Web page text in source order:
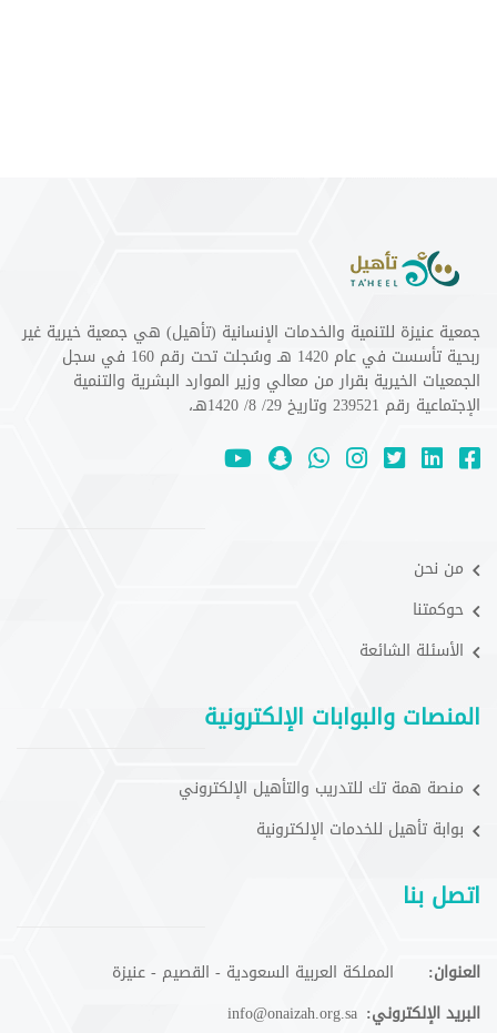
جمعية عنيزة للتنمية والخدمات الإنسانية (تأهيل) هي جمعية خيرية غير
ربحية تأسست في عام 1420 هـ وسُجلت تحت رقم 160 في سجل
الجمعيات الخيرية بقرار من معالي وزير الموارد البشرية والتنمية
الإجتماعية رقم 239521 وتاريخ 29/ 8/ 1420هـ،
من نحن
حوكمتنا
الأسئلة الشائعة
المنصات والبوابات الإلكترونية
منصة همة تك للتدريب والتأهيل الإلكتروني
بوابة تأهيل للخدمات الإلكترونية
اتصل بنا
العنوان:
المملكة العربية السعودية - القصيم - عنيزة
البريد الإلكتروني: info@onaizah.org.sa